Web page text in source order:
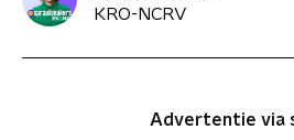
KRO-NCRV
Advertentie via